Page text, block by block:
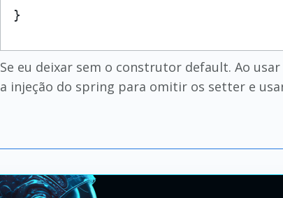
}
Se eu deixar sem o construtor default. Ao
a injeção do spring para omitir os setter e